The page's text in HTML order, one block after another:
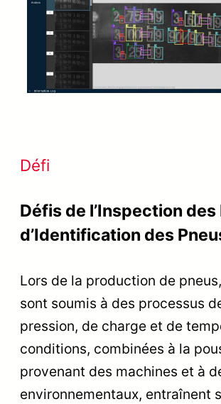
Défi
Défis de l’Inspection des
d’Identification des
Lors de la production de
sont soumis à des processus
pression, de charge et de
conditions, combinées à la
provenant des machines et à
environnementaux, entraînent